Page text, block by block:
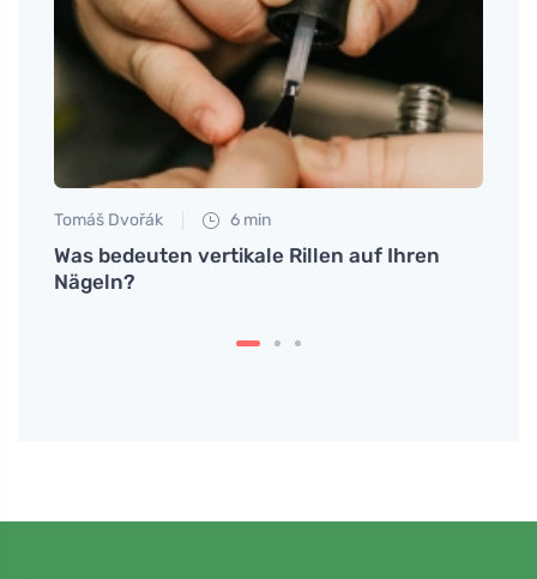
Tomáš Dvořák 6 min
Was bedeuten vertikale Rillen auf Ihren
Nägeln?